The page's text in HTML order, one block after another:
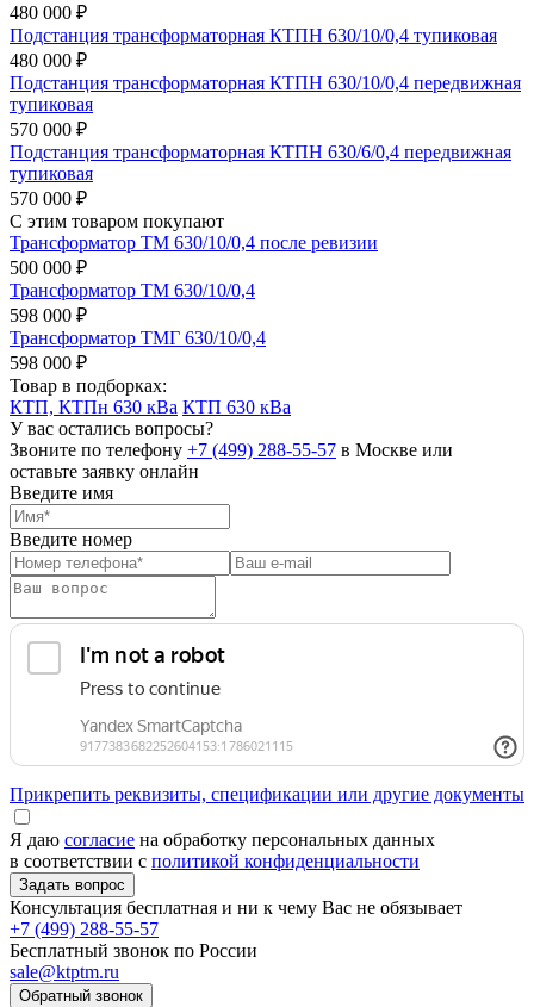
480 000 ₽
Подстанция трансформаторная КТПН 630/10/0,4 тупиковая
480 000 ₽
Подстанция трансформаторная КТПН 630/10/0,4 передвижная
тупиковая
570 000 ₽
Подстанция трансформаторная КТПН 630/6/0,4 передвижная
тупиковая
570 000 ₽
С этим товаром покупают
Трансформатор ТМ 630/10/0,4 после ревизии
500 000 ₽
Трансформатор ТМ 630/10/0,4
598 000 ₽
Трансформатор ТМГ 630/10/0,4
598 000 ₽
Товар в подборках:
КТП, КТПн 630 кВа КТП 630 кВа
У вас остались вопросы?
Звоните по телефону +7 (499) 288-55-57 в Москве или
оставьте заявку онлайн
Введите имя
Введите номер
Прикрепить реквизиты, спецификации или другие документы
Я даю согласие на обработку персональных данных
в соответствии с политикой конфиденциальности
Консультация бесплатная и ни к чему Вас не обязывает
+7 (499) 288-55-57
Бесплатный звонок по России
sale@ktptm.ru